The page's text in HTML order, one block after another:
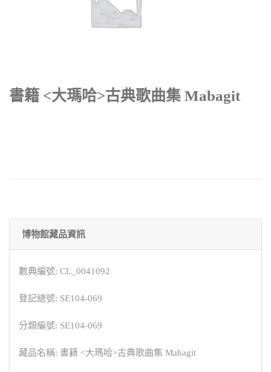
書籍 <大瑪哈>古典歌曲集 Mabagit
博物館藏品資訊
數典編號: CL_0041092
登記總號: SE104-069
分類編號: SE104-069
藏品名稱: 書籍 <大瑪哈>古典歌曲集 Mabagit